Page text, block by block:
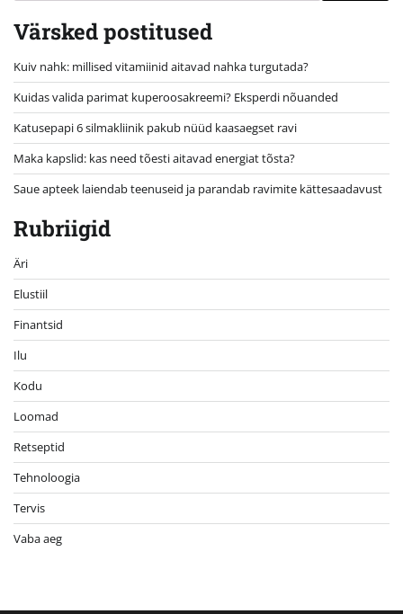
Värsked postitused
Kuiv nahk: millised vitamiinid aitavad nahka turgutada?
Kuidas valida parimat kuperoosakreemi? Eksperdi nõuanded
Katusepapi 6 silmakliinik pakub nüüd kaasaegset ravi
Maka kapslid: kas need tõesti aitavad energiat tõsta?
Saue apteek laiendab teenuseid ja parandab ravimite kättesaadavust
Rubriigid
Äri
Elustiil
Finantsid
Ilu
Kodu
Loomad
Retseptid
Tehnoloogia
Tervis
Vaba aeg